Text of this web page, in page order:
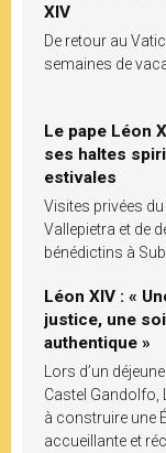
XIV
De retour au
semaines de
Le pape Léon
ses haltes
estivales
Visites privées
Vallepietra et de
bénédictins à
Léon XIV : «
justice, une
authentique »
Lors d’un
Castel Gandolfo,
à construire une
accueillante et